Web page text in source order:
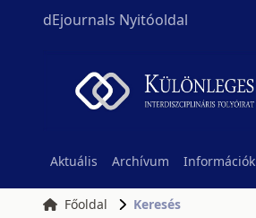
dEjournals Nyitóoldal
Aktuális Archívum Információk
Főoldal Keresés